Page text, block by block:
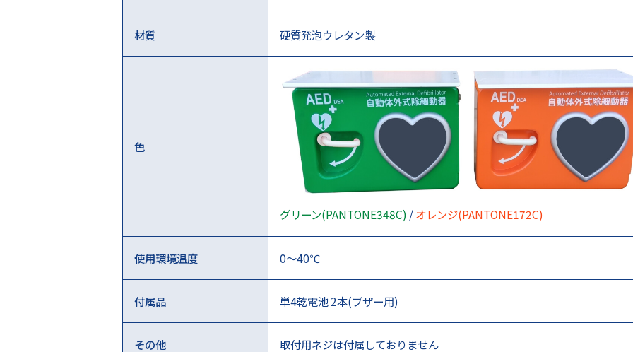
材質 硬質発泡ウレタン製
色
グリーン(PANTONE348C) /オレンジ(PANTONE172C)
使用環境温度 0～40℃
付属品 単4乾電池 2本(ブザー用)
その他 取付用ネジは付属しておりません